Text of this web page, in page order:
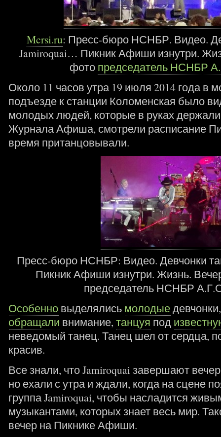
Mcrsi.ru: Пресс-бюро НСНБР. Видео.
Jamiroquai… Пикник Афиши изнутри.
фото председатель НСНБР
Около 11 часов утра 19 июля 2014 года в
подъезде к станции Коломенская было
молодых людей, которые в руках
Журнала Афиша, смотрели расписание
время пританцовывали.
Пресс-бюро НСНБР: Видео. Девчонки
Пикник Афиши изнутри. Жизнь.
председатель НСНБР
Особенно выделялись молодые
обращали внимание,танцуя под
неведомый танец. Танец шел от сердца,
красив.
Все знали, что Jamiroquai завершают
но ехали с утра и ждали, когда на сцене
группа Jamiroquai, чтобы насладится
музыкантами, которых знает весь мир.
вечер на Пикнике Афиши.